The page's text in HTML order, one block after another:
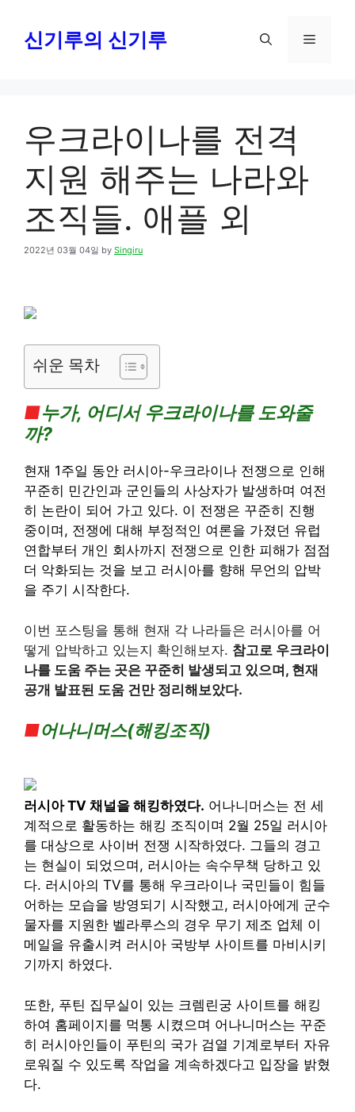
content신기루의 신기루 Menu
우크라이나를 전격
지원 해주는 나라와
조직들. 애플 외
2022년 03월 04일 by Singiru
쉬운 목차
■누가, 어디서 우크라이나를 도와줄
까?
현재 1주일 동안 러시아-우크라이나 전쟁으로 인해
꾸준히 민간인과 군인들의 사상자가 발생하며 여전
히 논란이 되어 가고 있다. 이 전쟁은 꾸준히 진행
중이며, 전쟁에 대해 부정적인 여론을 가졌던 유럽
연합부터 개인 회사까지 전쟁으로 인한 피해가 점점
더 악화되는 것을 보고 러시아를 향해 무언의 압박
을 주기 시작한다.
이번 포스팅을 통해 현재 각 나라들은 러시아를 어
떻게 압박하고 있는지 확인해보자. 참고로 우크라이
나를 도움 주는 곳은 꾸준히 발생되고 있으며, 현재
공개 발표된 도움 건만 정리해보았다.
■어나니머스(해킹조직)
러시아 TV 채널을 해킹하였다. 어나니머스는 전 세
계적으로 활동하는 해킹 조직이며 2월 25일 러시아
를 대상으로 사이버 전쟁 시작하였다. 그들의 경고
는 현실이 되었으며, 러시아는 속수무책 당하고 있
다. 러시아의 TV를 통해 우크라이나 국민들이 힘들
어하는 모습을 방영되기 시작했고, 러시아에게 군수
물자를 지원한 벨라루스의 경우 무기 제조 업체 이
메일을 유출시켜 러시아 국방부 사이트를 마비시키
기까지 하였다.
또한, 푸틴 집무실이 있는 크렘린궁 사이트를 해킹
하여 홈페이지를 먹통 시켰으며 어나니머스는 꾸준
히 러시아인들이 푸틴의 국가 검열 기계로부터 자유
로워질 수 있도록 작업을 계속하겠다고 입장을 밝혔
다.